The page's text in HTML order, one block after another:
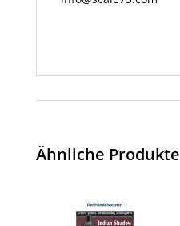
Ähnliche Produkte